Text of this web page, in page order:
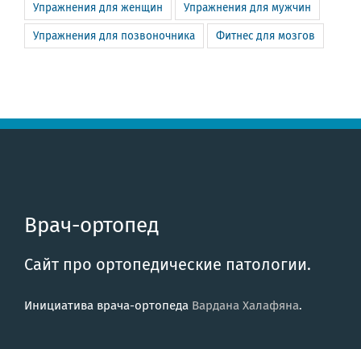
Упражнения для женщин Упражнения для мужчин
Упражнения для позвоночника Фитнес для мозгов
Врач-ортопед
Сайт про ортопедические патологии.
Инициатива врача-ортопеда Вардана Халафяна.